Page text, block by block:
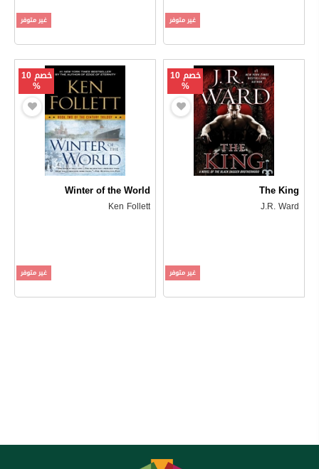
غير متوفر غير متوفر
خصم 10
%
The King
J.R. Ward
غير متوفر
خصم 10
%
Winter of the World
Ken Follett
غير متوفر